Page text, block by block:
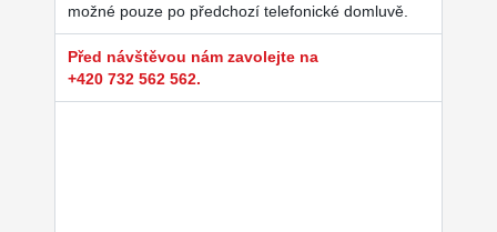
možné pouze po předchozí telefonické domluvě.
Před návštěvou nám zavolejte na
+420 732 562 562.